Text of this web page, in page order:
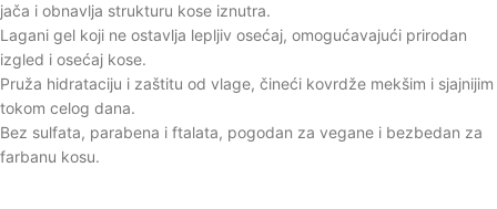
jača i obnavlja strukturu kose iznutra.
Lagani gel koji ne ostavlja lepljiv osećaj, omogućavajući prirodan
izgled i osećaj kose.
Pruža hidrataciju i zaštitu od vlage, čineći kovrdže mekšim i sjajnijim
tokom celog dana.
Bez sulfata, parabena i ftalata, pogodan za vegane i bezbedan za
farbanu kosu.